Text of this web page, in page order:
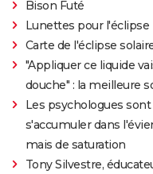
Bison Futé
Lunettes pour l'éclipse
Carte de l'éclipse
"Appliquer ce liquide
douche" : la meilleure
Les psychologues sont
s'accumuler dans
mais de saturation
Tony Silvestre,